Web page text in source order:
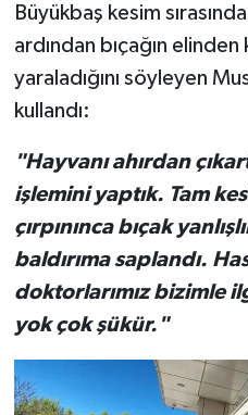
Büyükbaş kesim
ardından bıçağın
yaraladığını söyleyen
kullandı:
"Hayvanı ahırdan
işlemini yaptık. Tam
çırpınınca bıçak
baldırıma saplandı.
doktorlarımız bizimle
yok çok şükür."